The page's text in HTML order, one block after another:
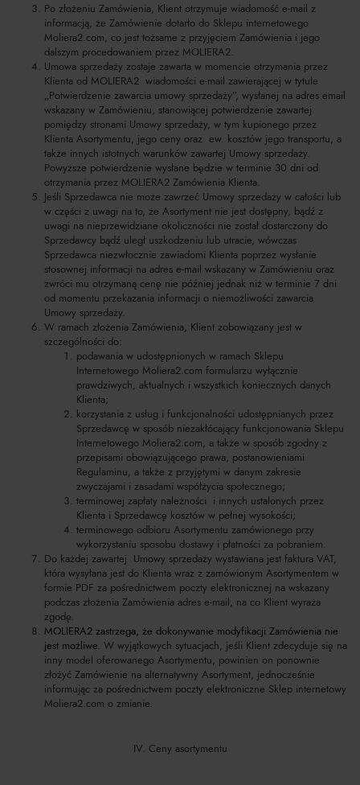
Po złożeniu Zamówienia, Klient otrzymuje wiadomość e-mail z
informacją, że Zamówienie dotarło do Sklepu internetowego
Moliera2.com, co jest tożsame z przyjęciem Zamówienia i jego
dalszym procedowaniem przez MOLIERA2.
Umowa sprzedaży zostaje zawarta w momencie otrzymania przez
Klienta od MOLIERA2 wiadomości e-mail zawierającej w tytule
„Potwierdzenie zawarcia umowy sprzedaży”, wysłanej na adres email
wskazany w Zamówieniu, stanowiącej potwierdzenie zawartej
pomiędzy stronami Umowy sprzedaży, w tym kupionego przez
Klienta Asortymentu, jego ceny oraz ew. kosztów jego transportu, a
także innych istotnych warunków zawartej Umowy sprzedaży.
Powyższe potwierdzenie wysłane będzie w terminie 30 dni od
otrzymania przez MOLIERA2 Zamówienia Klienta.
Jeśli Sprzedawca nie może zawrzeć Umowy sprzedaży w całości lub
w części z uwagi na to, że Asortyment nie jest dostępny, bądź z
uwagi na nieprzewidziane okoliczności nie został dostarczony do
Sprzedawcy bądź uległ uszkodzeniu lub utracie, wówczas
Sprzedawca niezwłocznie zawiadomi Klienta poprzez wysłanie
stosownej informacji na adres e-mail wskazany w Zamówieniu oraz
zwróci mu otrzymaną cenę nie później jednak niż w terminie 7 dni
od momentu przekazania informacji o niemożliwości zawarcia
Umowy sprzedaży.
W ramach złożenia Zamówienia, Klient zobowiązany jest w
szczególności do:
podawania w udostępnionych w ramach Sklepu
Internetowego Moliera2.com formularzu wyłącznie
prawdziwych, aktualnych i wszystkich koniecznych danych
Klienta;
korzystania z usług i funkcjonalności udostępnianych przez
Sprzedawcę w sposób niezakłócający funkcjonowania Sklepu
Internetowego Moliera2.com, a także w sposób zgodny z
przepisami obowiązującego prawa, postanowieniami
Regulaminu, a także z przyjętymi w danym zakresie
zwyczajami i zasadami współżycia społecznego;
terminowej zapłaty należności i innych ustalonych przez
Klienta i Sprzedawcę kosztów w pełnej wysokości;
terminowego odbioru Asortymentu zamówionego przy
wykorzystaniu sposobu dostawy i płatności za pobraniem.
Do każdej zawartej Umowy sprzedaży wystawiana jest faktura VAT,
która wysyłana jest do Klienta wraz z zamówionym Asortymentem w
formie PDF za pośrednictwem poczty elektronicznej na wskazany
podczas złożenia Zamówienia adres e-mail, na co Klient wyraża
zgodę.
MOLIERA2 zastrzega, że dokonywanie modyfikacji Zamówienia nie
jest możliwe. W wyjątkowych sytuacjach, jeśli Klient zdecyduje się na
inny model oferowanego Asortymentu, powinien on ponownie
złożyć Zamówienie na alternatywny Asortyment, jednocześnie
informując za pośrednictwem poczty elektroniczne Sklep internetowy
Moliera2.com o zmianie.
IV. Ceny asortymentu